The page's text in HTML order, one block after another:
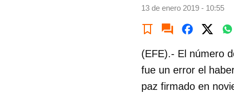
13 de enero 2019 - 10:55
(EFE).- El número
fue un error el
paz firmado en